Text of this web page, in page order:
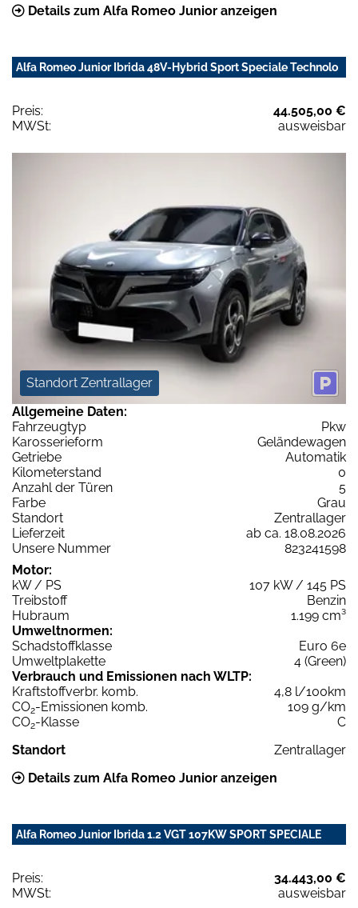
Details zum Alfa Romeo Junior anzeigen
Alfa Romeo Junior Ibrida 48V-Hybrid Sport Speciale Technolo
Preis:
44.505,00 €
MWSt:
ausweisbar
Standort Zentrallager
Allgemeine Daten:
Fahrzeugtyp
Pkw
Karosserieform
Geländewagen
Getriebe
Automatik
Kilometerstand
0
Anzahl der Türen
5
Farbe
Grau
Standort
Zentrallager
Lieferzeit
ab ca. 18.08.2026
Unsere Nummer
823241598
Motor:
kW / PS
107 kW / 145 PS
Treibstoff
Benzin
Hubraum
1.199 cm³
Umweltnormen:
Schadstoffklasse
Euro 6e
Umweltplakette
4 (Green)
Verbrauch und Emissionen nach WLTP:
Kraftstoffverbr. komb.
4,8 l/100km
CO2-Emissionen komb.
109 g/km
CO2-Klasse
C
Standort
Zentrallager
Details zum Alfa Romeo Junior anzeigen
Alfa Romeo Junior Ibrida 1.2 VGT 107KW SPORT SPECIALE
Preis:
34.443,00 €
MWSt:
ausweisbar